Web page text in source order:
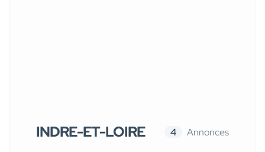
INDRE-ET-LOIRE 4 Annonces